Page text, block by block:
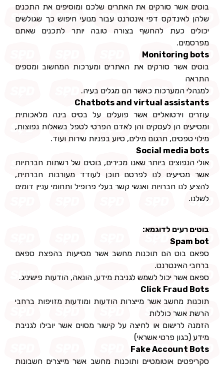
בוטים אשר סורקים את האתרים שלכם ומוסיפים את התכנים
שלהן לאינדקס דפי אינטרנט עבור מנועי חיפוש כך שגולשים
יכולים כעת להחשף בצורה טובה יותר לתכנים שאתם
מפרסמים.
Monitoring bots
בוטים אשר סורקים את האתרים ומערכות המחשוב ומספים
התראה
למנהלי המערכות כאשר הם מגלים בעיה.
Chatbots and virtual assistants
עוזרים וירטואליים אשר פועלים על בסיס בינה מלאכותית
ומסייעים הן לעסקים והן לאדם הפרטי לטפל בשאלות נפוצות,
מילוי טפסים, תרגום מילים, סיוע בפניות שירות ועוד.
Social media bots
אולי הנפוצים ביותר שאנו מכירים, בוטים של רשתות חברתיות
אשר מסייעים לנו לפרסם תוכן לעודד מעורבות חברתית,
להציע לנו חברויות ואנשי קשר בעלי פרופיל ותחומי עניין דומים
לשלנו.
בוטים רעים לדוגמא:
Spam bot
ספאם בוט הם תוכנות מחשב אשר מסייעות בהפצת ספאם
ברחבי האינטרנט.
ספאם אשר יכול לשמש לגניבת מידע, הונאה, הודעות פישיניג.
Click Fraud Bots
תוכנות מחשב אשר מייצרות הודעות ומודעות מזויפות ברחבי
הרשת אשר כוללות
הזמנה לרישום או לחיצה על קישור מסוים אשר יובילו לגניבת
מידע (כגון פרטי אשראי)
Fake Account Bots
סקריפטים אוטומטיים ותוכנות מחשב אשר מייצרים חשבונות